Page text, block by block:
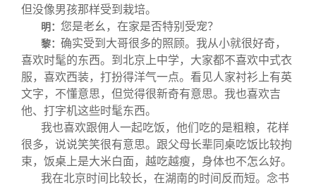
但没像男孩那样受到栽培。
明： 您是老幺，在家是否特别受宠？
黎： 确实受到大哥很多的照顾。我从小就很好奇，
喜欢时髦的东西。到北京上中学，大家都不喜欢中式衣
服，喜欢西装，打扮得洋气一点。看见人家衬衫上有英
文字，不懂意思，但觉得很新奇有意思。我也喜欢吉
他、打字机这些时髦东西。
我也喜欢跟佣人一起吃饭，他们吃的是粗粮，花样
很多，说说笑笑很有意思。跟父母长辈同桌吃饭比较拘
束，饭桌上是大米白面，越吃越瘦，身体也不怎么好。
我在北京时间比较长，在湖南的时间反而短。念书